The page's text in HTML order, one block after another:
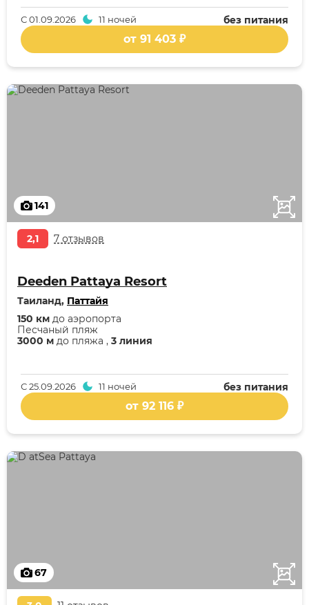
без питания
С01.09.2026 11 ночей
от 91 403 ₽
141
2,1 7 отзывов
Deeden Pattaya Resort
Таиланд, Паттайя
3000 м до пляжа , 3 линия
Песчаный пляж
150 км до аэропорта
без питания
С25.09.2026 11 ночей
от 92 116 ₽
67